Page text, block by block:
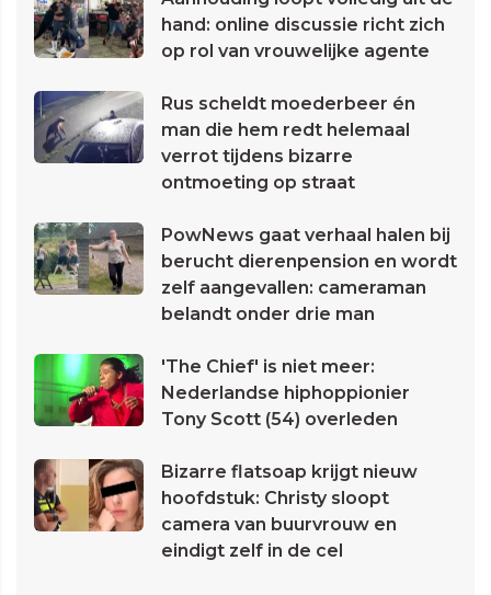
hand: online discussie richt zich
op rol van vrouwelijke agente
Rus scheldt moederbeer én
man die hem redt helemaal
verrot tijdens bizarre
ontmoeting op straat
PowNews gaat verhaal halen bij
berucht dierenpension en wordt
zelf aangevallen: cameraman
belandt onder drie man
'The Chief' is niet meer:
Nederlandse hiphoppionier
Tony Scott (54) overleden
Bizarre flatsoap krijgt nieuw
hoofdstuk: Christy sloopt
camera van buurvrouw en
eindigt zelf in de cel